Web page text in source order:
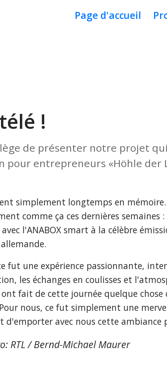
Page d'accueil
!
de présenter notre projet
pour entrepreneurs «Höhle der
simplement longtemps en
comme ça ces dernières semaines :
l'ANABOX smart à la célèbre
fut une expérience passionnante,
les échanges en coulisses et
fait de cette journée quelque chose
nous, ce fut simplement une
d'emporter avec nous cette ambiance
RTL / Bernd-Michael Maurer